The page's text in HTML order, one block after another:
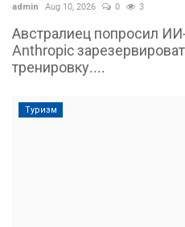
admin Aug 10, 2026 0 3
Австралиец попросил
Anthropic
тренировку....
Туризм